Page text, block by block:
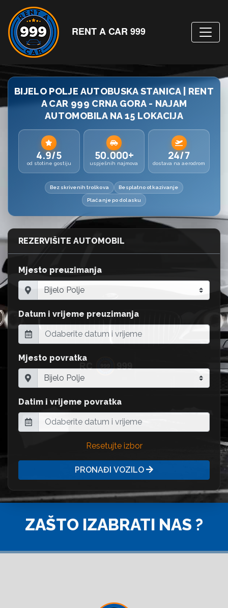
RENT A CAR 999
BIJELO POLJE AUTOBUSKA STANICA | RENT
A CAR 999 CRNA GORA - NAJAM
AUTOMOBILA NA 15 LOKACIJA
4.9/5
od stotine gostiju
50.000+
uspješnih najmova
24/7
dostava na aerodrom
Bez skrivenih troškova Besplatno otkazivanje
Plaćanje po dolasku
REZERVIŠITE AUTOMOBIL
Mjesto preuzimanja
Datum i vrijeme preuzimanja
Mjesto povratka
Datim i vrijeme povratka
Resetujte izbor
PRONAĐI VOZILO
ZAŠTO IZABRATI NAS ?